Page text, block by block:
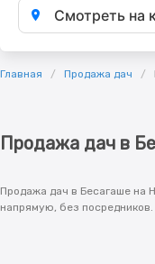
Смотреть на
Главная Продажа дач
Продажа дач в
Продажа дач в Бесагаше на
напрямую, без посредников.